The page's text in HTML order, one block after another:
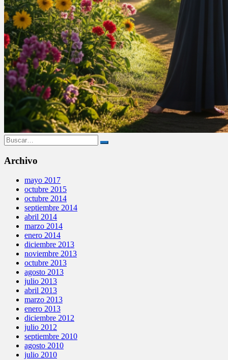
Buscar:
Archivo
mayo 2017
octubre 2015
octubre 2014
septiembre 2014
abril 2014
marzo 2014
enero 2014
diciembre 2013
noviembre 2013
octubre 2013
agosto 2013
julio 2013
abril 2013
marzo 2013
enero 2013
diciembre 2012
julio 2012
septiembre 2010
agosto 2010
julio 2010